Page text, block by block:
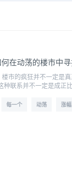
在动荡的楼市中
市的疯狂并不一定是
联系并不一定是成正比
每一个 动荡 涨幅